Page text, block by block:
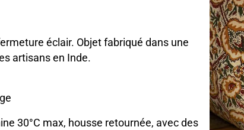
éclair. Objet fabriqué dans une
artisans en Inde.
30°C max, housse retournée, avec des